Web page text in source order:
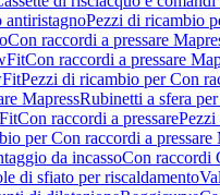
antiristagnoPezzi di ricambio
Con raccordi a pressare
Con raccordi a pressare
Pezzi di ricambio per Con
MapressRubinetti a sfera
Con raccordi a pressarePezzi
per Con raccordi a pressare
da incassoCon raccordi
di sfiato per riscaldamento